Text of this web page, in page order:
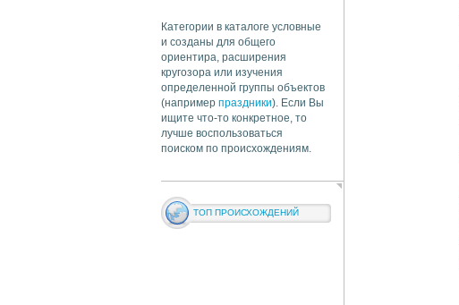
Категории в каталоге условные
и созданы для общего
ориентира, расширения
кругозора или изучения
определенной группы объектов
(например праздники). Если Вы
ищите что-то конкретное, то
лучше воспользоваться
поиском по происхождениям.
ТОП ПРОИСХОЖДЕНИЙ